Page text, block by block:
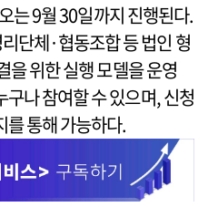
는 9월 30일까지 진행된다.
단체·협동조합 등 법인 형
을 위한 실행 모델을 운영
나 참여할 수 있으며, 신청
를 통해 가능하다.